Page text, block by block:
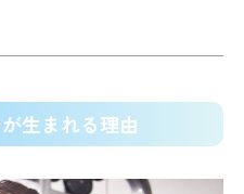
生まれる理由